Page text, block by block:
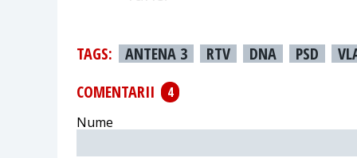
TAGS: ANTENA 3 RTV DNA PSD
COMENTARII
4
Nume